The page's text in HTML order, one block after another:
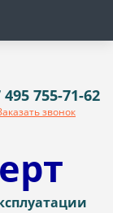
495 755-71-62
звонок